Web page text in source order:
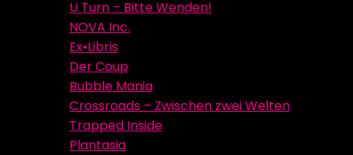
menu
U Turn – Bitte Wenden!
NOVA Inc.
Ex•Libris
Der Coup
Bubble Mania
Crossroads – Zwischen zwei Welten
Trapped Inside
Plantasia